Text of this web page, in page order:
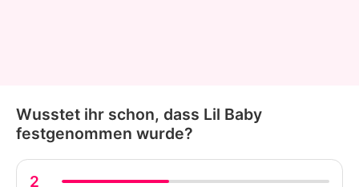
Wusstet ihr schon, dass Lil Baby
festgenommen wurde?
2